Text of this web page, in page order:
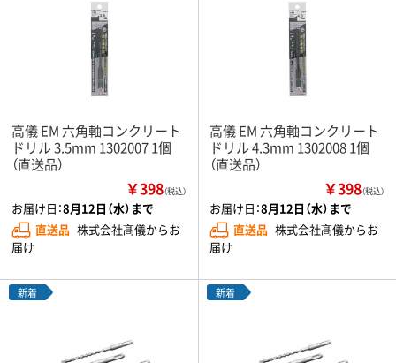
高儀 EM 六角軸コンクリート
ドリル 3.5mm 1302007 1個
（直送品）
￥398（税込）
お届け日：8月12日（水）まで
直送品 株式会社髙儀からお
届け
高儀 EM 六角軸コンクリート
ドリル 4.3mm 1302008 1個
（直送品）
￥398（税込）
お届け日：8月12日（水）まで
直送品 株式会社髙儀からお
届け
新着 新着